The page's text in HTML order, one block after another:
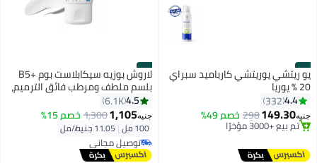
#1
يو ريتشي يوريتشي كارباميد سبراي
20 % يوريا
4.4
332
جنيه149.30
298 خصم 49%
أقل سعر في 7 يوم
توصيل مجاني
تم بيع +3000 مؤخرًا
أقل سعر في 7 يوم
#2 لاروش بوزيه سيكابلاست بوم +B5
بلسم ملطف ومرطب فائق الترميم،
كريم متعدد الاستخدامات لإصلاح
البشرة الجافة والمتهيجة، عناية
للوجه والجسم والشفاه،
4.5
6.1K
جنيه1,105
1,300خصم 15%
100 مل |
توصيل مجاني
تم بيع +830 مؤخرًا
توصيل مجاني